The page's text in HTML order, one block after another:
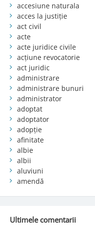
accesiune naturala
acces la justiție
act civil
acte
acte juridice civile
acțiune revocatorie
act juridic
administrare
administrare bunuri
administrator
adoptat
adoptator
adopție
afinitate
albie
albii
aluviuni
amendă
Ultimele comentarii